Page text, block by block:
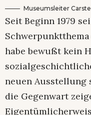
Museumsleiter
Seit Beginn 1979
habe bewußt kein
neuen Ausstellung
die Gegenwart